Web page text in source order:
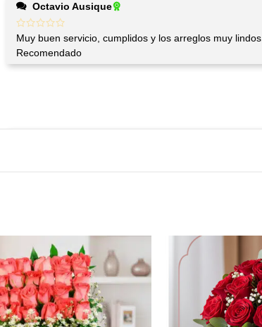
Octavio Ausique
Muy buen servicio, cumplidos y los arreglos muy lindos.
Recomendado